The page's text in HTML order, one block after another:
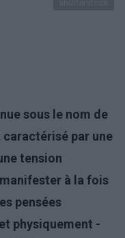
sous le nom de
par une
tension
à la fois
pensées
physiquement -